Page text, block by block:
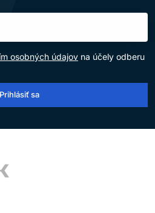
osobných údajov na účely odberu
Prihlásiť sa